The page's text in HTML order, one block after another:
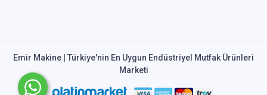
Emir Makine | Türkiye'nin En Uygun Endüstriyel Mutfak Ürünleri
Marketi